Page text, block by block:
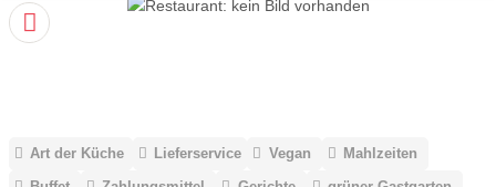
Art der Küche Lieferservice Vegan
Mahlzeiten